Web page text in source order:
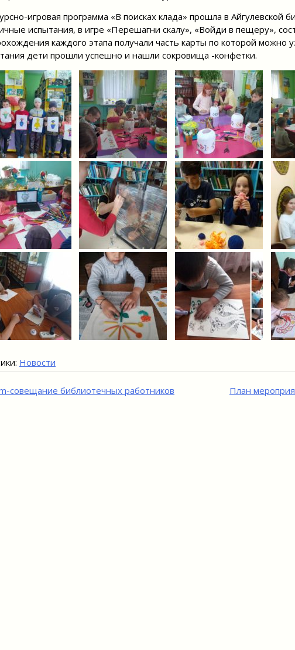
игровая программа «В поисках клада» прошла в Айгулевской
испытания, в игре «Перешагни скалу», «Войди в пещеру»,
каждого этапа получали часть карты по которой можно
дети прошли успешно и нашли сокровища -конфетки.
Новости
совещание библиотечных работников План